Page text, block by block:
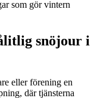
som gör vintern
snöjour i
eller förening en
där tjänsterna